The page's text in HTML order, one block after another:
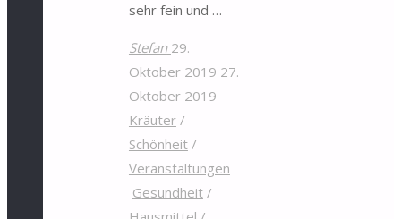
sehr fein und …
Stefan 29.
Oktober 2019 27.
Oktober 2019
Kräuter/
Schönheit/
Veranstaltungen
Gesundheit/